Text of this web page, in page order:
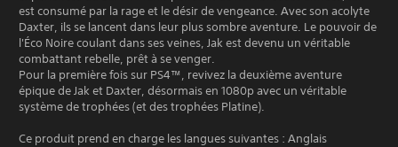
est consumé par la rage et le désir de vengeance. Avec son acolyte
Daxter, ils se lancent dans leur plus sombre aventure. Le pouvoir de
l'Éco Noire coulant dans ses veines, Jak est devenu un véritable
combattant rebelle, prêt à se venger.
Pour la première fois sur PS4™, revivez la deuxième aventure
épique de Jak et Daxter, désormais en 1080p avec un véritable
système de trophées (et des trophées Platine).
Ce produit prend en charge les langues suivantes : Anglais